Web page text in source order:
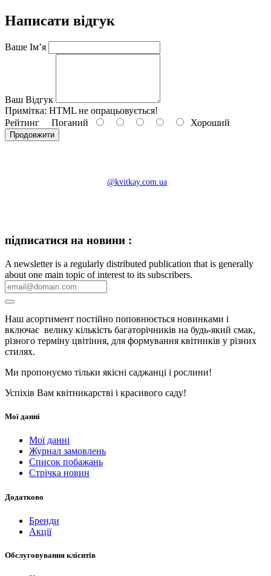
Написати відгук
Ваше Ім’я
Ваш Відгук
Примітка: HTML не опрацьовується!
Рейтинг Поганий Хороший
Продовжити
@kvitkay.com.ua
підписатися на новини :
A newsletter is a regularly distributed publication that is generally
about one main topic of interest to its subscribers.
Наш асортимент постійно поповнюється новинками і
включає велику кількість багаторічників на будь-який смак,
різного терміну цвітіння, для формування квітників у різних
стилях.
Ми пропонуємо тільки якісні саджанці і рослини!
Успіхів Вам квітникарстві і красивого саду!
Мої данні
Мої данні
Журнал замовлень
Список побажань
Стрічка новин
Додатково
Бренди
Акції
Обслуговування клієнтів